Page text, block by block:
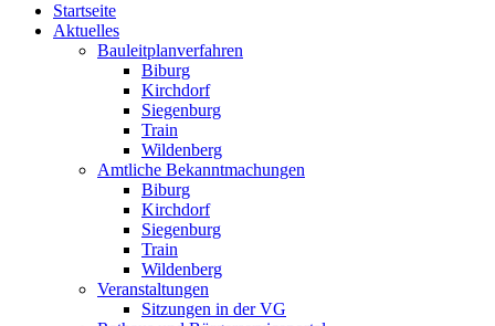
Startseite
Aktuelles
Bauleitplanverfahren
Biburg
Kirchdorf
Siegenburg
Train
Wildenberg
Amtliche Bekanntmachungen
Biburg
Kirchdorf
Siegenburg
Train
Wildenberg
Veranstaltungen
Sitzungen in der VG